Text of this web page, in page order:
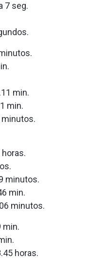
7 seg.
min.
min.
minutos.
horas.
minutos.
min.
minutos.
min.
horas.